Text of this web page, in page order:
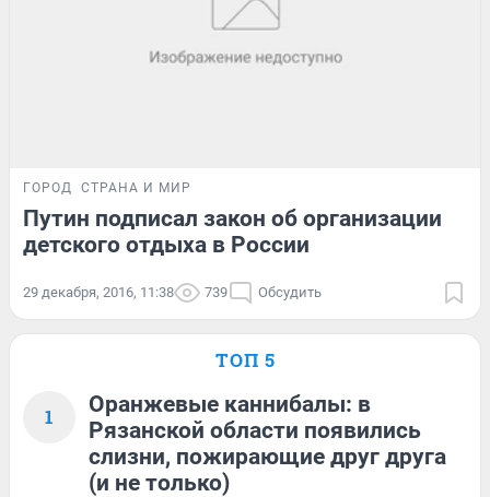
ГОРОД СТРАНА И МИР
Путин подписал закон об организации
детского отдыха в России
29 декабря, 2016, 11:38 739 Обсудить
ТОП 5
1
Оранжевые каннибалы: в
Рязанской области появились
слизни, пожирающие друг друга
(и не только)